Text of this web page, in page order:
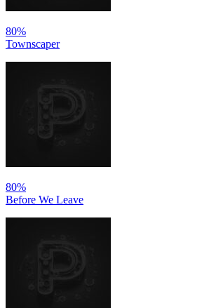
80%
Townscaper
80%
Before We Leave